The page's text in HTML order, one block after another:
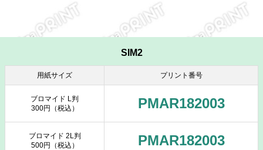
SIM2
用紙サイズ プリント番号
ブロマイド L判
300円（税込）
PMAR182003
ブロマイド 2L判
500円（税込）
PMAR182003